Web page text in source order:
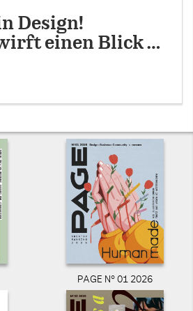
Design!
einen Blick …
PAGE N° 01 2026